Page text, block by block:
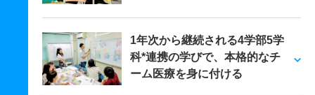
1年次から継続される4学部5学
科*連携の学びで、本格的なチ
ーム医療を身に付ける